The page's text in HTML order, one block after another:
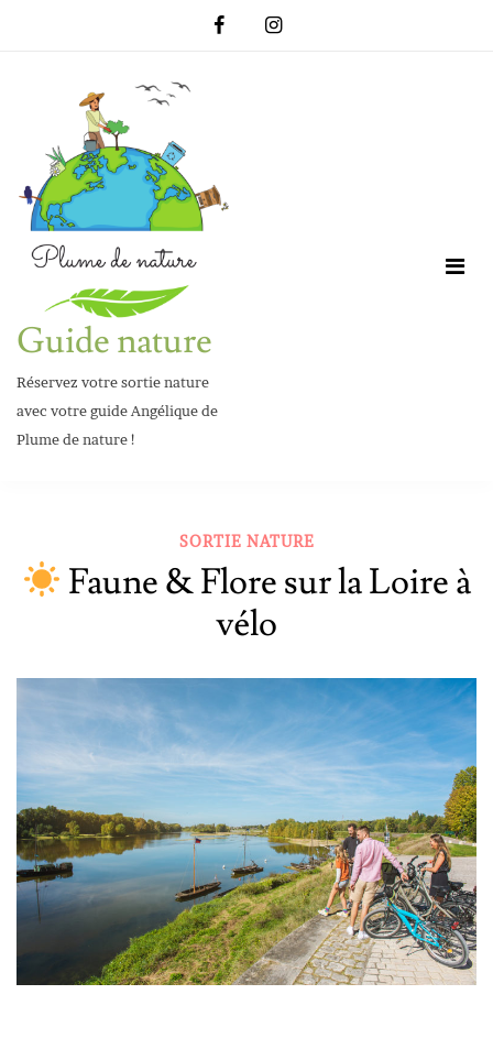
Guide nature
Réservez votre sortie nature
avec votre guide Angélique de
Plume de nature !
SORTIE NATURE
Faune & Flore sur la Loire à
vélo